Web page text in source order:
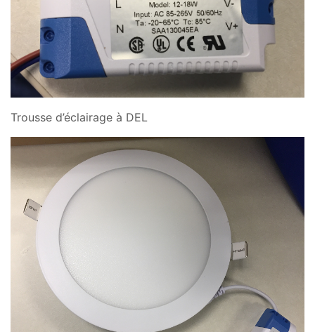
Trousse d’éclairage à DEL